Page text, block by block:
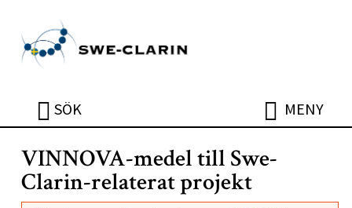
ÖPPNA
SÖK ÖPPNA
MENY
VINNOVA-medel till Swe-
Clarin-relaterat projekt